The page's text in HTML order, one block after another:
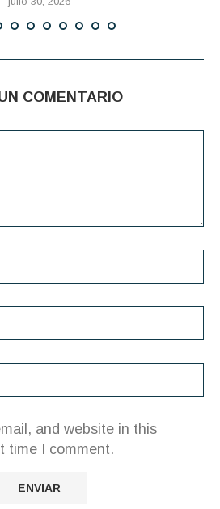
COMENTARIO
and website in this
time I comment.